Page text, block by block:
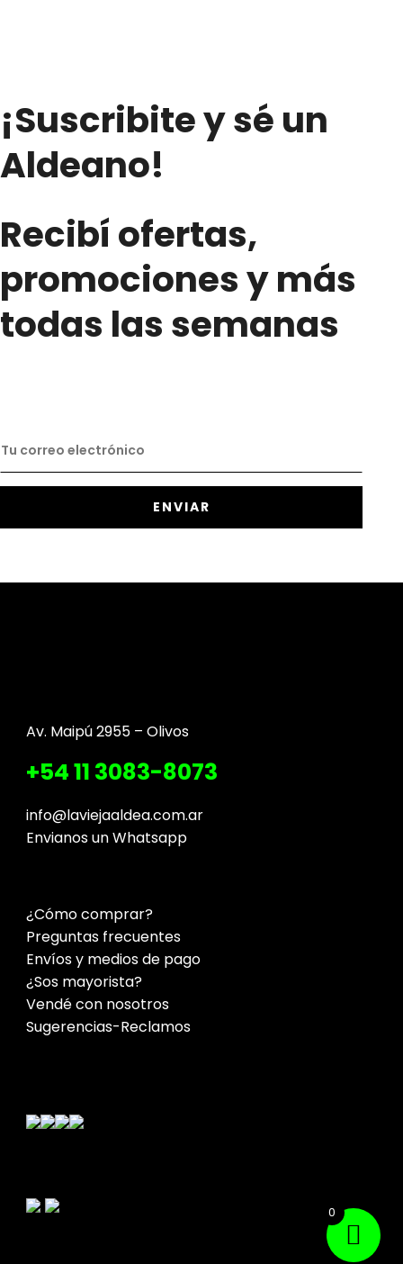
¡Suscribite y sé un
Aldeano!
Recibí ofertas,
promociones y más
todas las semanas
Av. Maipú 2955 – Olivos
+54 11 3083-8073
info@laviejaaldea.com.ar
Envianos un Whatsapp
¿Cómo comprar?
Preguntas frecuentes
Envíos y medios de pago
¿Sos mayorista?
Vendé con nosotros
Sugerencias-Reclamos
0